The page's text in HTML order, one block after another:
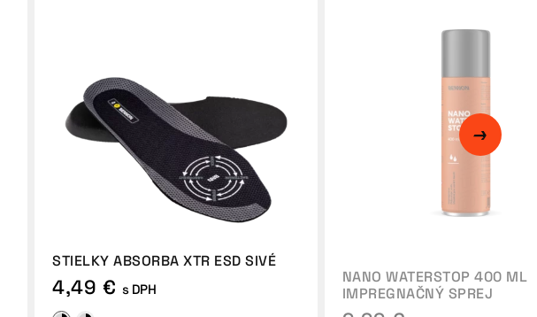
STIELKY ABSORBA XTR ESD SIVÉ
4,49 € s DPH
NANO WATERSTOP 400 ML
IMPREGNAČNÝ SPREJ